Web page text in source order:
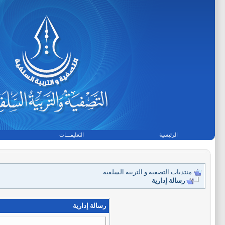
الرئيسية التعليمـــات
منتديات التصفية و التربية السلفية
رسالة إدارية
رسالة إدارية